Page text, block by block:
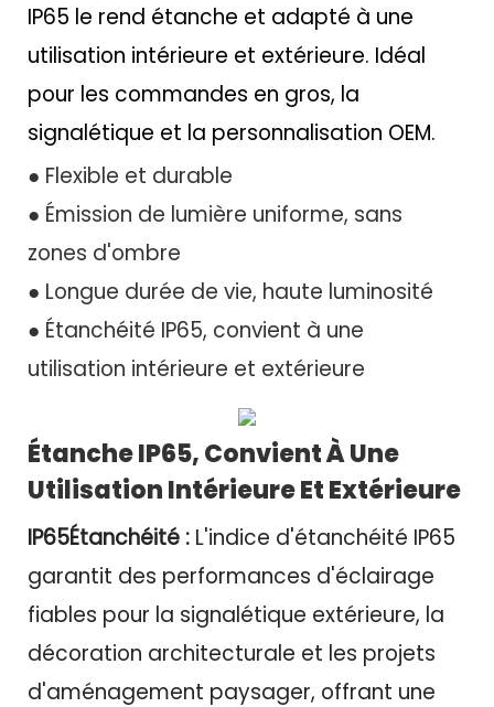
IP65 le rend étanche et adapté à une
utilisation intérieure et extérieure. Idéal
pour les commandes en gros, la
signalétique et la personnalisation OEM.
● Flexible et durable
● Émission de lumière uniforme, sans
zones d'ombre
● Longue durée de vie, haute luminosité
● Étanchéité IP65, convient à une
utilisation intérieure et extérieure
Étanche IP65, Convient À Une
Utilisation Intérieure Et Extérieure
IP65Étanchéité : L'indice d'étanchéité IP65
garantit des performances d'éclairage
fiables pour la signalétique extérieure, la
décoration architecturale et les projets
d'aménagement paysager, offrant une